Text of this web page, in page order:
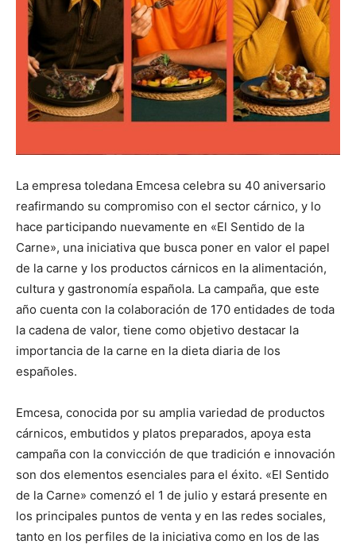
La empresa toledana Emcesa celebra su 40 aniversario
reafirmando su compromiso con el sector cárnico, y lo
hace participando nuevamente en «El Sentido de la
Carne», una iniciativa que busca poner en valor el papel
de la carne y los productos cárnicos en la alimentación,
cultura y gastronomía española. La campaña, que este
año cuenta con la colaboración de 170 entidades de toda
la cadena de valor, tiene como objetivo destacar la
importancia de la carne en la dieta diaria de los
españoles.
Emcesa, conocida por su amplia variedad de productos
cárnicos, embutidos y platos preparados, apoya esta
campaña con la convicción de que tradición e innovación
son dos elementos esenciales para el éxito. «El Sentido
de la Carne» comenzó el 1 de julio y estará presente en
los principales puntos de venta y en las redes sociales,
tanto en los perfiles de la iniciativa como en los de las